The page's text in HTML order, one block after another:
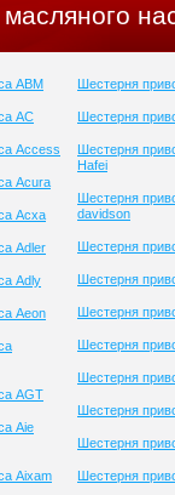
ABM
AC
Access
Acura
Acxa
Adler
Adly
Aeon
AGT
Aie
Aixam
Шестерня
Шестерня
Шестерня
Hafei
Шестерня
davidson
Шестерня
Шестерня
Шестерня
Шестерня
Шестерня
Шестерня
Шестерня
Шестерня